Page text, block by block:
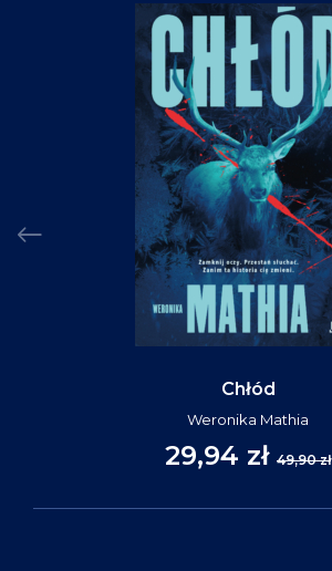
Chłód
Weronika Mathia
29,94 zł 49,90 zł